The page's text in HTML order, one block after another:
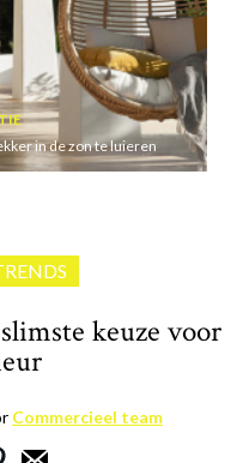
in de zon te luieren
keuze voor
Commercieel team